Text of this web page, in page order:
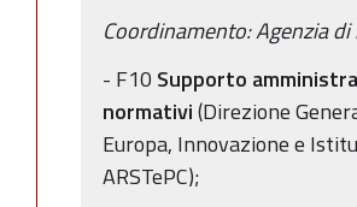
Coordinamento: Agenzia
- F10 Supporto
normativi(Direzione
Europa, Innovazione e
ARSTePC);